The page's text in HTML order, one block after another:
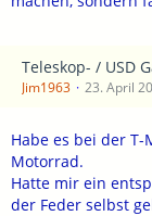
Teleskop- / USD
Jim1963 23. April
Habe es bei der
Motorrad.
Hatte mir ein
der Feder selbst